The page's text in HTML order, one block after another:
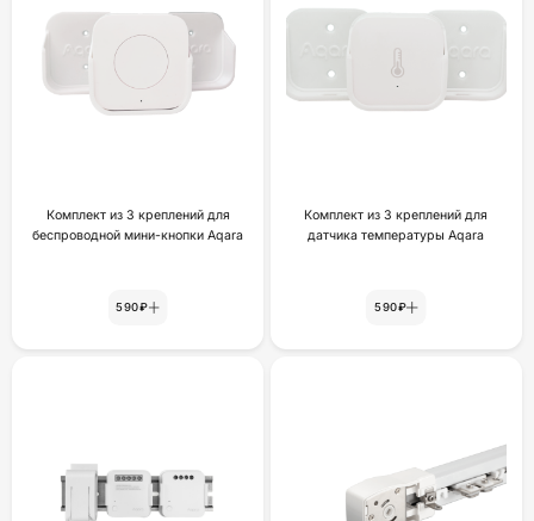
Комплект из 3 креплений для
беспроводной мини-кнопки Aqara
590₽
Комплект из 3 креплений для
датчика температуры Aqara
590₽